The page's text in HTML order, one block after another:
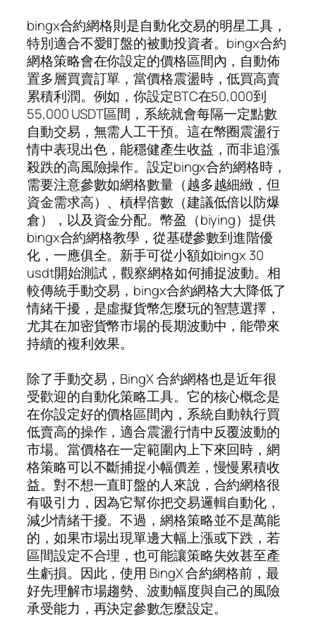
bingx合約網格則是自動化交易的明星工具，
特別適合不愛盯盤的被動投資者。bingx合約
網格策略會在你設定的價格區間內，自動佈
置多層買賣訂單，當價格震盪時，低買高賣
累積利潤。例如，你設定BTC在50,000到
55,000 USDT區間，系統就會每隔一定點數
自動交易，無需人工干預。這在幣圈震盪行
情中表現出色，能穩健產生收益，而非追漲
殺跌的高風險操作。設定bingx合約網格時，
需要注意參數如網格數量（越多越細緻，但
資金需求高）、槓桿倍數（建議低倍以防爆
倉），以及資金分配。幣盈（biying）提供
bingx合約網格教學，從基礎參數到進階優
化，一應俱全。新手可從小額如bingx 30
usdt開始測試，觀察網格如何捕捉波動。相
較傳統手動交易，bingx合約網格大大降低了
情緒干擾，是虛擬貨幣怎麼玩的智慧選擇，
尤其在加密貨幣市場的長期波動中，能帶來
持續的複利效果。
除了手動交易，BingX 合約網格也是近年很
受歡迎的自動化策略工具。它的核心概念是
在你設定好的價格區間內，系統自動執行買
低賣高的操作，適合震盪行情中反覆波動的
市場。當價格在一定範圍內上下來回時，網
格策略可以不斷捕捉小幅價差，慢慢累積收
益。對不想一直盯盤的人來說，合約網格很
有吸引力，因為它幫你把交易邏輯自動化，
減少情緒干擾。不過，網格策略並不是萬能
的，如果市場出現單邊大幅上漲或下跌，若
區間設定不合理，也可能讓策略失效甚至產
生虧損。因此，使用 BingX 合約網格前，最
好先理解市場趨勢、波動幅度與自己的風險
承受能力，再決定參數怎麼設定。